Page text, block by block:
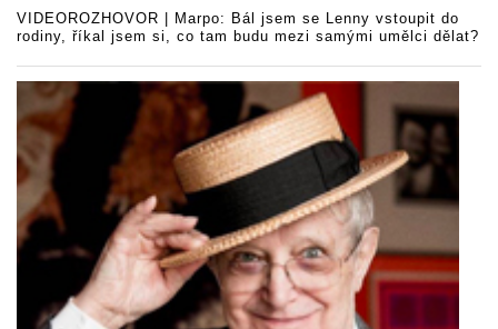
VIDEOROZHOVOR | Marpo: Bál jsem se Lenny vstoupit do
rodiny, říkal jsem si, co tam budu mezi samými umělci dělat?